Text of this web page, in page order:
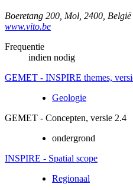
Boeretang 200 Mol 2400 België
www.vito.be
Frequentie
indien nodig
GEMET - INSPIRE themes,
Geologie
GEMET - Concepten, versie 2.4
ondergrond
INSPIRE - Spatial scope
Regionaal